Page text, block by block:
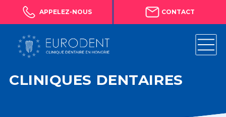
APPELEZ-NOUS CONTACT
CLINIQUES DENTAIRES